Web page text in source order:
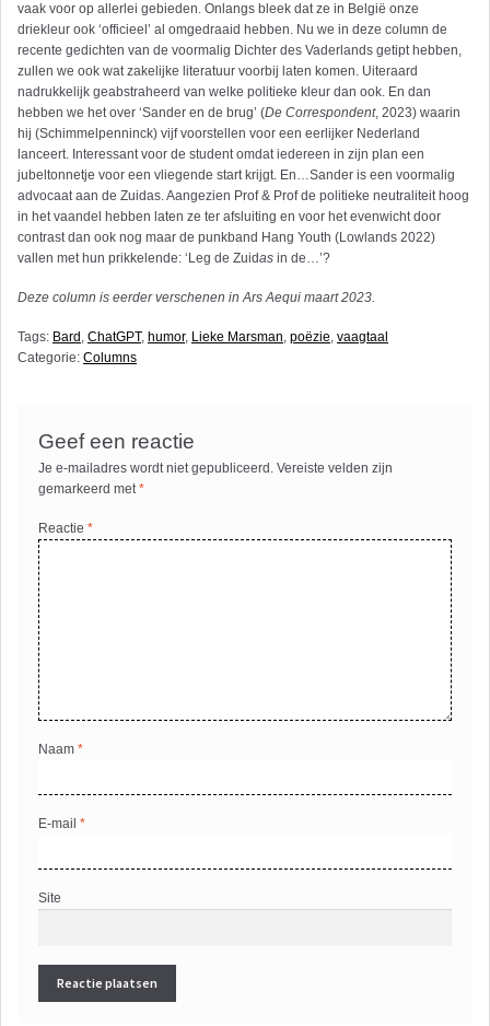
vaak voor op allerlei gebieden. Onlangs bleek dat ze in België onze
driekleur ook ‘officieel’ al omgedraaid hebben. Nu we in deze column de
recente gedichten van de voormalig Dichter des Vaderlands getipt hebben,
zullen we ook wat zakelijke literatuur voorbij laten komen. Uiteraard
nadrukkelijk geabstraheerd van welke politieke kleur dan ook. En dan
hebben we het over ‘Sander en de brug’ (De Correspondent, 2023) waarin
hij (Schimmelpenninck) vijf voorstellen voor een eerlijker Nederland
lanceert. Interessant voor de student omdat iedereen in zijn plan een
jubeltonnetje voor een vliegende start krijgt. En…Sander is een voormalig
advocaat aan de Zuidas. Aangezien Prof & Prof de politieke neutraliteit hoog
in het vaandel hebben laten ze ter afsluiting en voor het evenwicht door
contrast dan ook nog maar de punkband Hang Youth (Lowlands 2022)
vallen met hun prikkelende: ‘Leg de Zuidas in de…’?
Deze column is eerder verschenen in Ars Aequi maart 2023.
Tags: Bard , ChatGPT, humor, Lieke Marsman, poëzie, vaagtaal
Categorie: Columns
Geef een reactie
Je e-mailadres wordt niet gepubliceerd. Vereiste velden zijn
gemarkeerd met*
Reactie*
Naam*
E-mail*
Site